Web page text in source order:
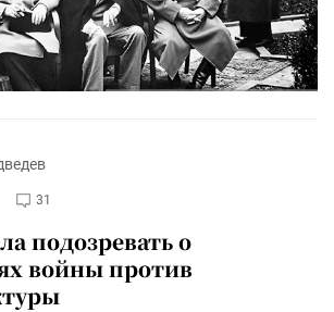
31
подозревать о
войны против